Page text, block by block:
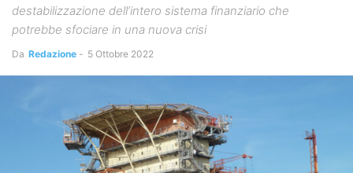
destabilizzazione dell’intero sistema finanziario che
potrebbe sfociare in una nuova crisi
Da Redazione - 5 Ottobre 2022